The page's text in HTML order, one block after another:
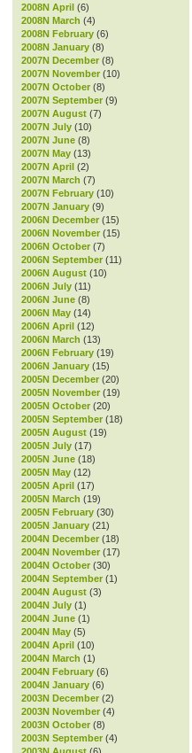
2008N April (6)
2008N March (4)
2008N February (6)
2008N January (8)
2007N December (8)
2007N November (10)
2007N October (8)
2007N September (9)
2007N August (7)
2007N July (10)
2007N June (8)
2007N May (13)
2007N April (2)
2007N March (7)
2007N February (10)
2007N January (9)
2006N December (15)
2006N November (15)
2006N October (7)
2006N September (11)
2006N August (10)
2006N July (11)
2006N June (8)
2006N May (14)
2006N April (12)
2006N March (13)
2006N February (19)
2006N January (15)
2005N December (20)
2005N November (19)
2005N October (20)
2005N September (18)
2005N August (19)
2005N July (17)
2005N June (18)
2005N May (12)
2005N April (17)
2005N March (19)
2005N February (30)
2005N January (21)
2004N December (18)
2004N November (17)
2004N October (30)
2004N September (1)
2004N August (3)
2004N July (1)
2004N June (1)
2004N May (5)
2004N April (10)
2004N March (1)
2004N February (6)
2004N January (6)
2003N December (2)
2003N November (4)
2003N October (8)
2003N September (4)